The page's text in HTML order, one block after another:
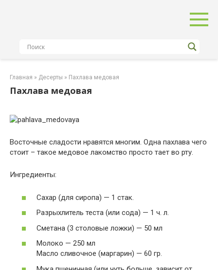
Главная » Десерты » Пахлава медовая
Пахлава медовая
Восточные сладости нравятся многим. Одна пахлава чего
стоит – такое медовое лакомство просто тает во рту.
Ингредиенты:
Сахар (для сиропа) — 1 стак.
Разрыхлитель теста (или сода) — 1 ч. л.
Сметана (3 столовые ложки) — 50 мл
Молоко — 250 мл
Масло сливочное (маргарин) — 60 гр.